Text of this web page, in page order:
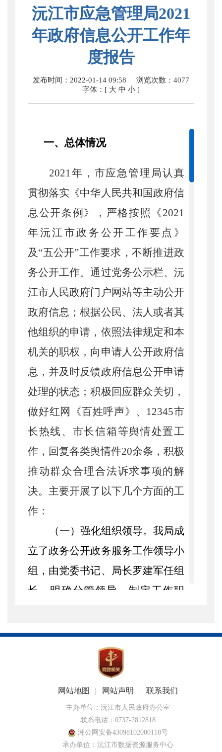
沅江市应急管理局2021
年政府信息公开工作年
度报告
发布时间：2022-01-14 09:58 浏览次数： 4077
字体：[ 大 中 小 ]
一、总体情况
2021年，市应急管理局认真
贯彻落实《中华人民共和国政府信
息公开条例》，严格按照《2021
年沅江市政务公开工作要点》
及“五公开”工作要求，不断推进政
务公开工作。通过党务公示栏、沅
江市人民政府门户网站等主动公开
政府信息；根据公民、法人或者其
他组织的申请，依照法律规定和本
机关的职权，向申请人公开政府信
息，并及时反馈政府信息公开申请
处理的状态；积极回应群众关切，
做好红网《百姓呼声》、12345市
长热线、市长信箱等舆情处置工
作，回复各类舆情件20余条，积极
推动群众合理合法诉求事项的解
决。主要开展了以下几个方面的工
作：
（一）强化组织领导。我局成
立了政务公开政务服务工作领导小
组，由党委书记、局长罗建军任组
长，明确分管领导，制定工作职
进行专题研究分析，制定改进措
施，安排专人抓好问题整改落实。
确定一名信息员专项负责日常政务
公开工作，达到领导、机构、人
“三落实”。将政务公开与经济社
会管理工作紧密结合，同步研究、
同步部署、同步推进。
网站地图 | 网站声明 | 联系我们
主办单位：沅江市人民政府办公室
联系电话：0737-2812818
湘公网安备43098102000118号
承办单位：沅江市数据资源服务中心